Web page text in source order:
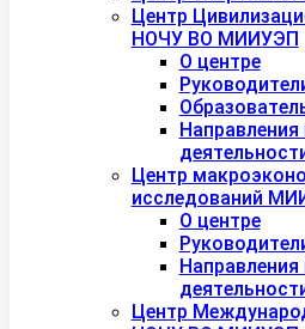
Центр
НОЧУ ВО МИИУЭП
О центре
Центр
исследований
О центре
Центр